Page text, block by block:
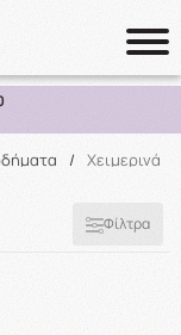
ΤΟ ΚΑΤΑΣΤΗΜΑ ΑΝΩ
/ Χειμερινά
Φίλτρα